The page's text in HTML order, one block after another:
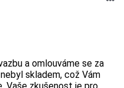
a omlouváme se za
skladem, což Vám